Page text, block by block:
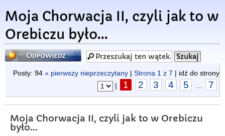
Moja Chorwacja II, czyli jak to w
Orebiczu było...
Odpowiedz
Posty: 94 » pierwszy nieprzeczytany | Strona 1 z 7 | idź do strony
|
1 2 3 4 5 7
Moja Chorwacja II, czyli jak to w Orebiczu
było...